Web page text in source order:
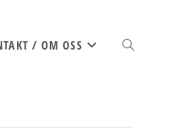
/ OM OSS SLÅ